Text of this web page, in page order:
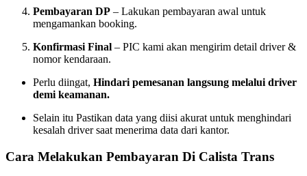
Pembayaran DP – Lakukan pembayaran awal untuk
mengamankan booking.
Konfirmasi Final – PIC kami akan mengirim detail driver &
nomor kendaraan.
Perlu diingat, Hindari pemesanan langsung melalui driver
demi keamanan.
Selain itu Pastikan data yang diisi akurat untuk menghindari
kesalah driver saat menerima data dari kantor.
Cara Melakukan Pembayaran Di Calista Trans